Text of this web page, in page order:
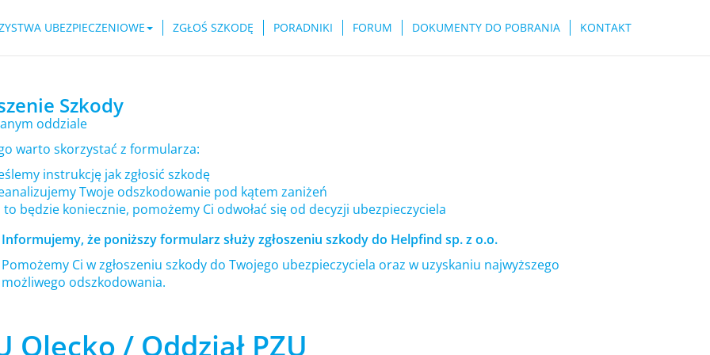
UBEZPIECZENIOWE ZGŁOŚ SZKODĘ PORADNIKI FORUM DOKUMENTY DO POBRANIA KONTAKT
Szkody
oddziale
warto skorzystać z formularza:
instrukcję jak zgłosić szkodę
Twoje odszkodowanie pod kątem zaniżeń
będzie koniecznie, pomożemy Ci odwołać się od decyzji ubezpieczyciela
Informujemy, że poniższy formularz służy zgłoszeniu szkody do Helpfind sp. z o.o.
Pomożemy Ci w zgłoszeniu szkody do Twojego ubezpieczyciela oraz w uzyskaniu najwyższego
możliwego odszkodowania.
Olecko / Oddział PZU